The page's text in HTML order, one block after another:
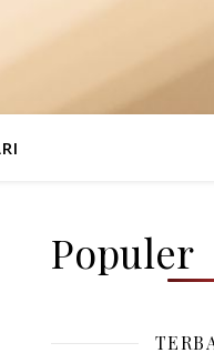
Populer